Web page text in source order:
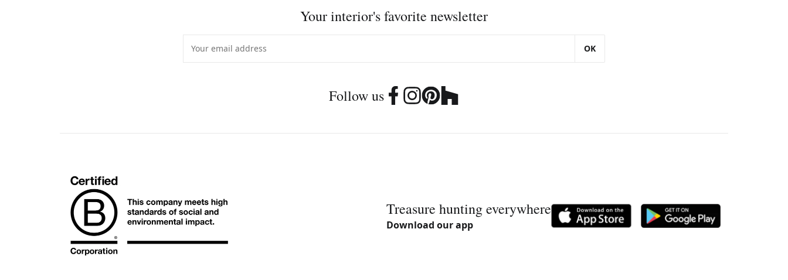
Your interior's favorite newsletter
OK
Follow us
Treasure hunting everywhere
Download our app